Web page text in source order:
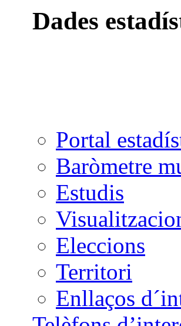
Dades
Portal
Baròmetre
Estudis
Eleccions
Territori
Enllaços